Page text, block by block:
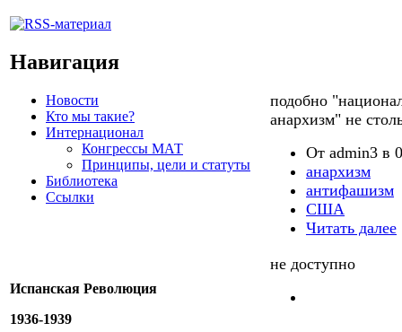
Навигация
Новости
Кто мы такие?
Интернационал
Конгрессы МАТ
Принципы, цели и статуты
Библиотека
Ссылки
Испанская Революция
1936-1939
подобно
анархизм" не
От admin3 в
анархизм
антифашизм
США
Читать далее
не доступно